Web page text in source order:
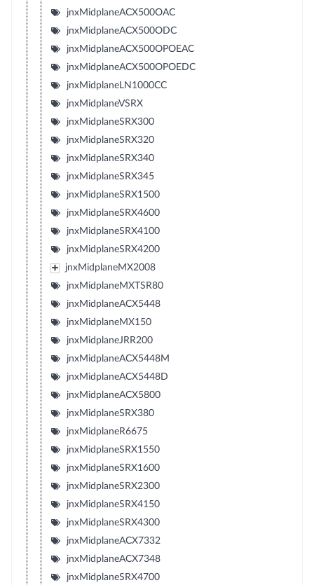
jnxMidplaneACX500OAC
jnxMidplaneACX500ODC
jnxMidplaneACX500OPOEAC
jnxMidplaneACX500OPOEDC
jnxMidplaneLN1000CC
jnxMidplaneVSRX
jnxMidplaneSRX300
jnxMidplaneSRX320
jnxMidplaneSRX340
jnxMidplaneSRX345
jnxMidplaneSRX1500
jnxMidplaneSRX4600
jnxMidplaneSRX4100
jnxMidplaneSRX4200
jnxMidplaneMX2008
jnxMidplaneMXTSR80
jnxMidplaneACX5448
jnxMidplaneMX150
jnxMidplaneJRR200
jnxMidplaneACX5448M
jnxMidplaneACX5448D
jnxMidplaneACX5800
jnxMidplaneSRX380
jnxMidplaneR6675
jnxMidplaneSRX1550
jnxMidplaneSRX1600
jnxMidplaneSRX2300
jnxMidplaneSRX4150
jnxMidplaneSRX4300
jnxMidplaneACX7332
jnxMidplaneACX7348
jnxMidplaneSRX4700